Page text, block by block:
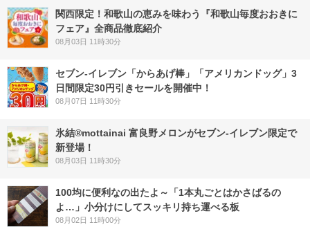
関西限定！和歌山の恵みを味わう『和歌山毎度おおきに
フェア』全商品徹底紹介
08月03日 11時30分
セブン‐イレブン「からあげ棒」「アメリカンドッグ」3
日間限定30円引きセールを開催中！
08月07日 11時30分
氷結®mottainai 富良野メロンがセブン‐イレブン限定で
新登場！
08月03日 11時30分
100均に便利なの出たよ～「1本丸ごとはかさばるの
よ…」小分けにしてスッキリ持ち運べる板
08月02日 11時00分